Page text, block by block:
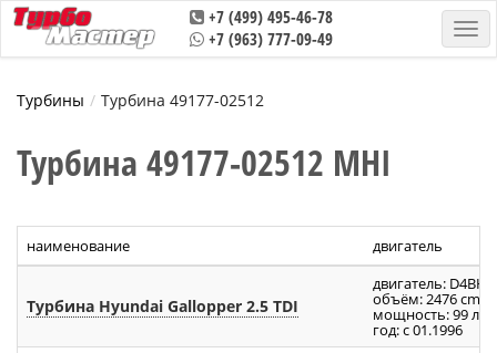
+7 (499) 495-46-78
+7 (963) 777-09-49
Турбины Турбина 49177-02512
Турбина 49177-02512 MHI
наименование двигатель
Турбина Hyundai Gallopper 2.5 TDI
двигатель: D4BH
объём: 2476 cm
мощность: 99 л.с.
год: с 01.1996